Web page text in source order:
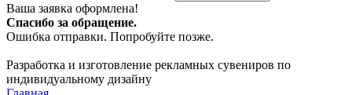
Ваша заявка оформлена!
Спасибо за обращение.
Ошибка отправки. Попробуйте позже.
Разработка и изготовление рекламных сувениров по
индивидуальному дизайну